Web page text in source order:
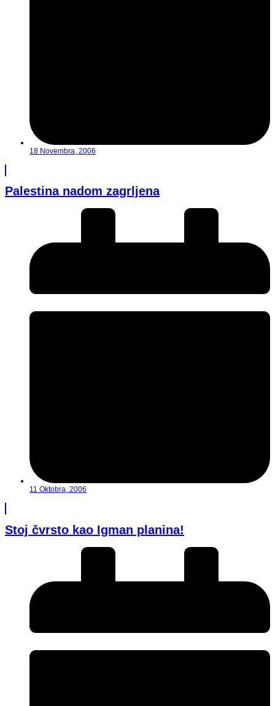
18 Novembra, 2006
Palestina nadom zagrljena
11 Oktobra, 2006
Stoj čvrsto kao Igman planina!